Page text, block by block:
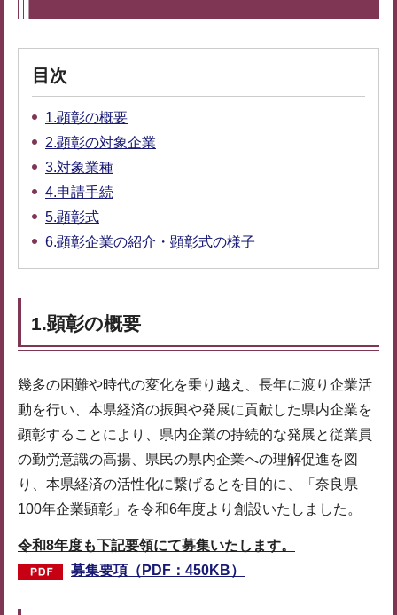
目次
1.顕彰の概要
2.顕彰の対象企業
3.対象業種
4.申請手続
5.顕彰式
6.顕彰企業の紹介・顕彰式の様子
1.顕彰の概要
幾多の困難や時代の変化を乗り越え、長年に渡り企業活
動を行い、本県経済の振興や発展に貢献した県内企業を
顕彰することにより、県内企業の持続的な発展と従業員
の勤労意識の高揚、県民の県内企業への理解促進を図
り、本県経済の活性化に繋げるとを目的に、「奈良県
100年企業顕彰」を令和6年度より創設いたしました。
令和8年度も下記要領にて募集いたします。
募集要項（PDF：450KB）